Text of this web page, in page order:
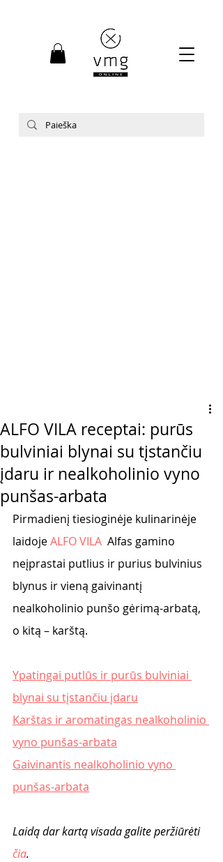
ALFO VILA receptai: purūs
bulviniai blynai su tįstančiu
įdaru ir nealkoholinio vyno
punšas-arbata
Pirmadienį tiesioginėje kulinarinėje
laidoje ALFO VILA Alfas gamino
neįprastai putlius ir purius bulvinius
blynus ir vieną gaivinantį
nealkoholinio punšo gėrimą-arbatą,
o kitą – karštą.
Ypatingai putlūs ir purūs bulviniai
blynai su tįstančiu įdaru
Karštas ir aromatingas nealkoholinio
vyno punšas-arbata
Gaivinantis nealkoholinio vyno
punšas-arbata
Laidą dar kartą visada galite peržiūrėti
čia.